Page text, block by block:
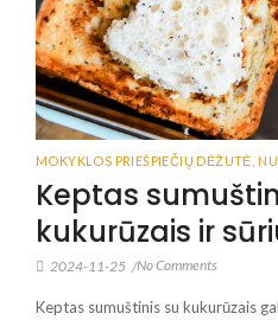
MOKYKLOS PRIEŠPIEČIŲ DĖŽUTĖ
Keptas
kukurūzais ir
2024-11-25 /No Comments
Keptas sumuštinis su kukurūzais